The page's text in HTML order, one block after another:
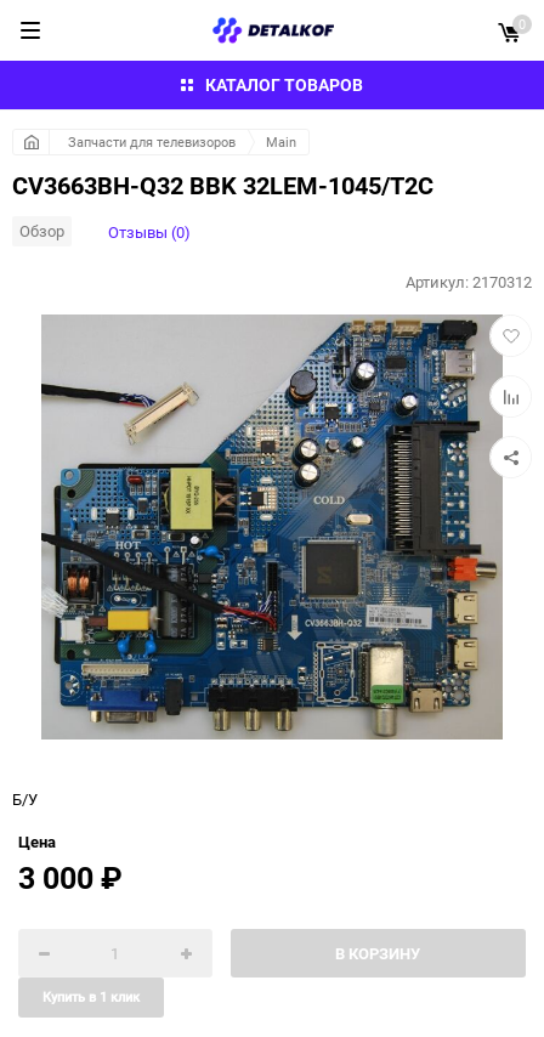
КАТАЛОГ ТОВАРОВ
0
Запчасти для телевизоров Main
CV3663BH-Q32 BBK 32LEM-1045/T2C
Обзор Отзывы (0)
в
к
Артикул:2170312
Б/У
Цена
3 000₽
В КОРЗИНУ
Купить в 1 клик